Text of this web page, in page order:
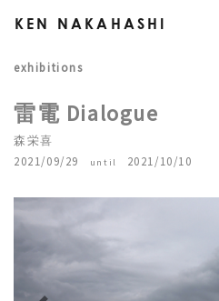
KEN NAKAHASHI
exhibitions
雷電 Dialogue
森栄喜
2021/09/29
until 2021/10/10